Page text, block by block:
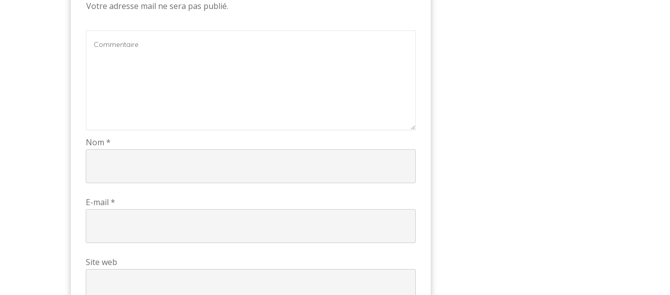
Votre adresse mail ne sera pas publié.
Nom *
E-mail *
Site web